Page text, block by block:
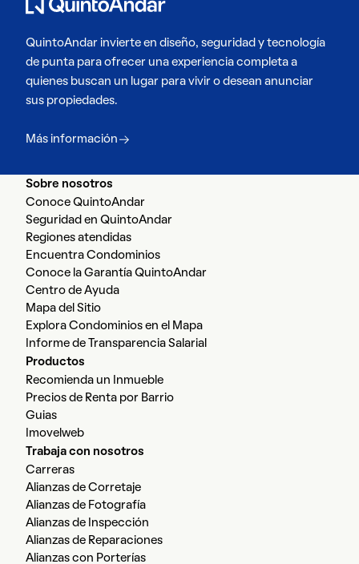
Sobre nosotros
Conoce QuintoAndar
Seguridad en QuintoAndar
Regiones atendidas
Encuentra Condominios
Conoce la Garantía QuintoAndar
Centro de Ayuda
Mapa del Sitio
Explora Condominios en el Mapa
Informe de Transparencia Salarial
Productos
Recomienda un Inmueble
Precios de Renta por Barrio
Guias
Imovelweb
Trabaja con nosotros
Carreras
Alianzas de Corretaje
Alianzas de Fotografía
Alianzas de Inspección
Alianzas de Reparaciones
Alianzas con Porterías
QuintoAndar invierte en diseño, seguridad y tecnología
de punta para ofrecer una experiencia completa a
quienes buscan un lugar para vivir o desean anunciar
sus propiedades.
Más información